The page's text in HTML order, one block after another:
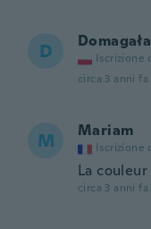
D Domagała
Iscrizione
circa 3 anni fa
M Mariam
Iscrizione
La
circa 3 anni fa